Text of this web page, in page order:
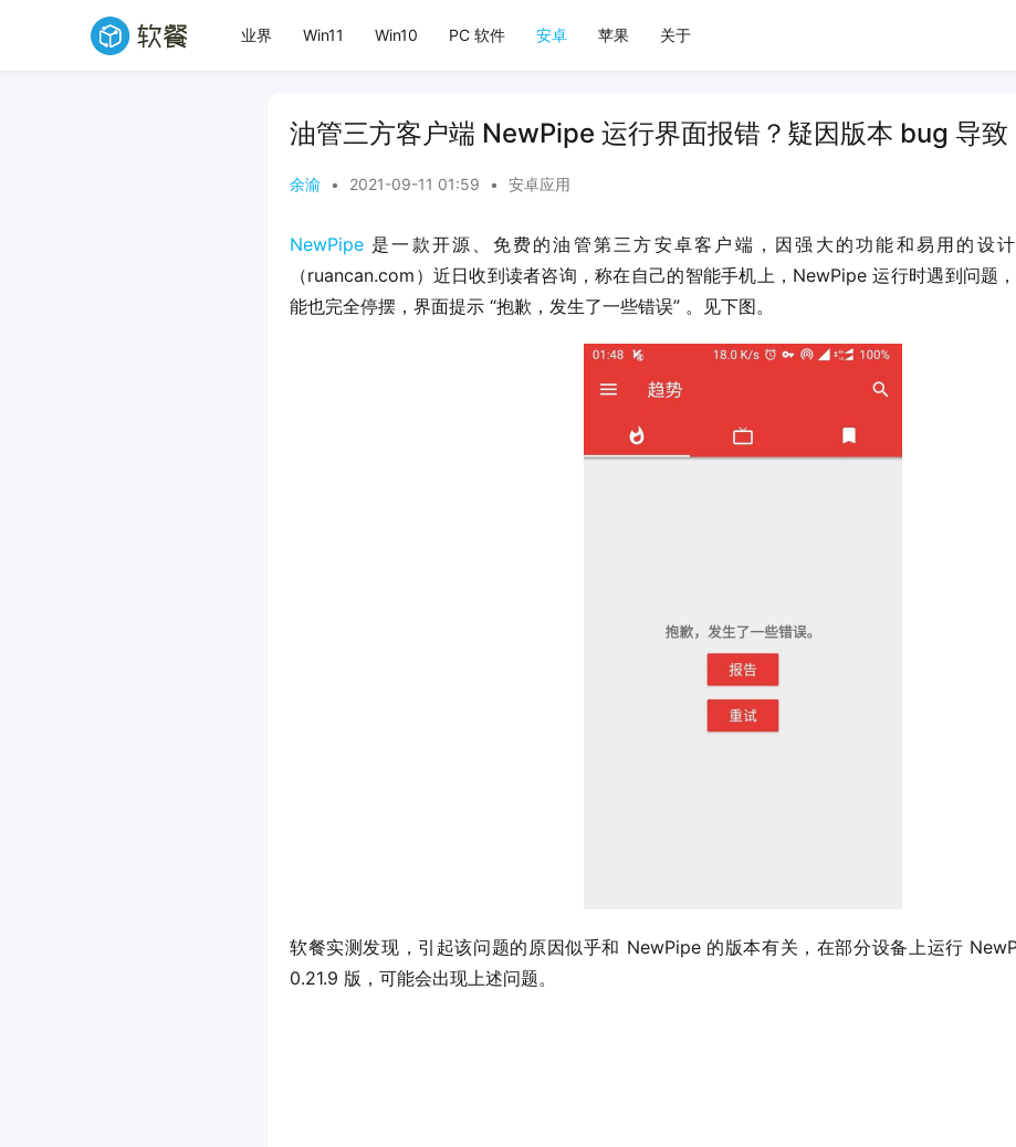
业界 Win11 Win10 PC 软件 安卓 苹果 关于
油管三方客户端 NewPipe 运行界面报错？疑因版本 bug 导致
余渝 • 2021-09-11 01:59 • 安卓应用
NewPipe 是一款开源、免费的油管第三方安卓客户端，因强大的功能和易用的设
（ruancan.com）近日收到读者咨询，称在自己的智能手机上，NewPipe 运行时遇到问题
能也完全停摆，界面提示 “抱歉，发生了一些错误” 。见下图。
软餐实测发现，引起该问题的原因似乎和 NewPipe 的版本有关，在部分设备上运行
0.21.9 版，可能会出现上述问题。